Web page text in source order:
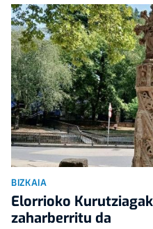
BIZKAIA
Elorrioko
zaharberritu da